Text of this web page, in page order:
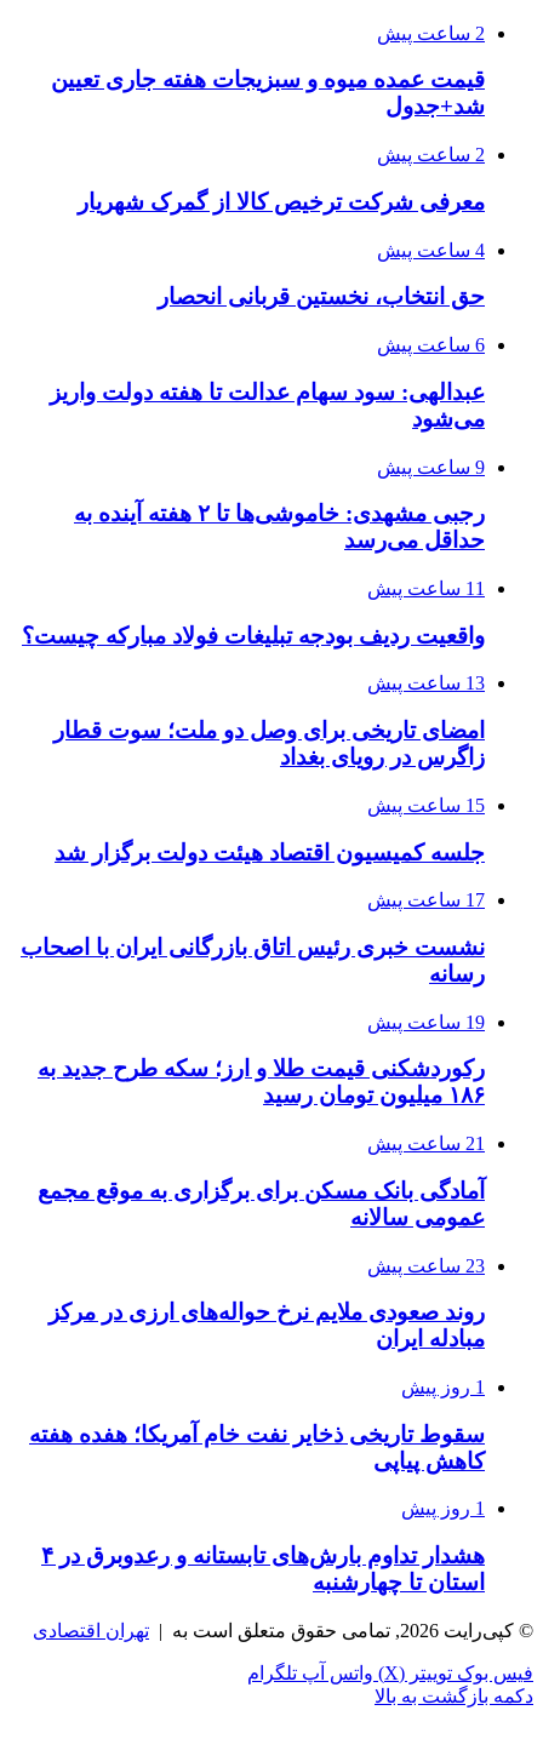
2 ساعت پیش
قیمت عمده میوه و سبزیجات هفته جاری تعیین
شد+جدول
2 ساعت پیش
معرفی شرکت ترخیص کالا از گمرک شهریار
4 ساعت پیش
حق انتخاب، نخستین قربانی انحصار
6 ساعت پیش
عبدالهی: سود سهام عدالت تا هفته دولت واریز
می‌شود
9 ساعت پیش
رجبی مشهدی: خاموشی‌ها تا ۲ هفته آینده به
حداقل می‌رسد
11 ساعت پیش
واقعیت ردیف بودجه تبلیغات فولاد مبارکه چیست؟
13 ساعت پیش
امضای تاریخی برای وصل دو ملت؛ سوت قطار
زاگرس در رویای بغداد
15 ساعت پیش
جلسه کمیسیون اقتصاد هیئت دولت برگزار شد
17 ساعت پیش
نشست خبری رئیس اتاق بازرگانی ایران با اصحاب
رسانه
19 ساعت پیش
رکوردشکنی قیمت طلا و ارز؛ سکه طرح جدید به
۱۸۶ میلیون تومان رسید
21 ساعت پیش
آمادگی بانک مسکن برای برگزاری به موقع مجمع
عمومی سالانه
23 ساعت پیش
روند صعودی ملایم نرخ حواله‌های ارزی در مرکز
مبادله ایران
1 روز پیش
سقوط تاریخی ذخایر نفت خام آمریکا؛ هفده هفته
کاهش پیاپی
1 روز پیش
هشدار تداوم بارش‌های تابستانه و رعدوبرق در ۴
استان تا چهارشنبه
© کپی‌رایت 2026, تمامی حقوق متعلق است به | تهران اقتصادی
فیس بوک توییتر (X) واتس آپ تلگرام
دکمه بازگشت به بالا